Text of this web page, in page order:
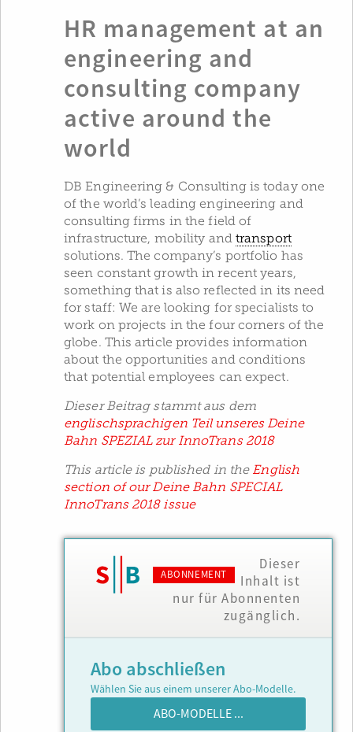
HR management at an
engineering and
consulting company
active around the
world
DB Engineering & Consulting is today one
of the world’s leading engineering and
consulting firms in the field of
infrastructure, mobility and transport
solutions. The company’s portfolio has
seen constant growth in recent years,
something that is also reflected in its need
for staff: We are looking for specialists to
work on projects in the four corners of the
globe. This article provides information
about the opportunities and conditions
that potential employees can expect.
Dieser Beitrag stammt aus dem
englischsprachigen Teil unseres Deine
Bahn SPEZIAL zur InnoTrans 2018
This article is published in the English
section of our Deine Bahn SPECIAL
InnoTrans 2018 issue
ABONNEMENT
Dieser
Inhalt ist
nur für Abonnenten
zugänglich.
Abo abschließen
Wählen Sie aus einem unserer Abo-Modelle.
ABO-MODELLE ...